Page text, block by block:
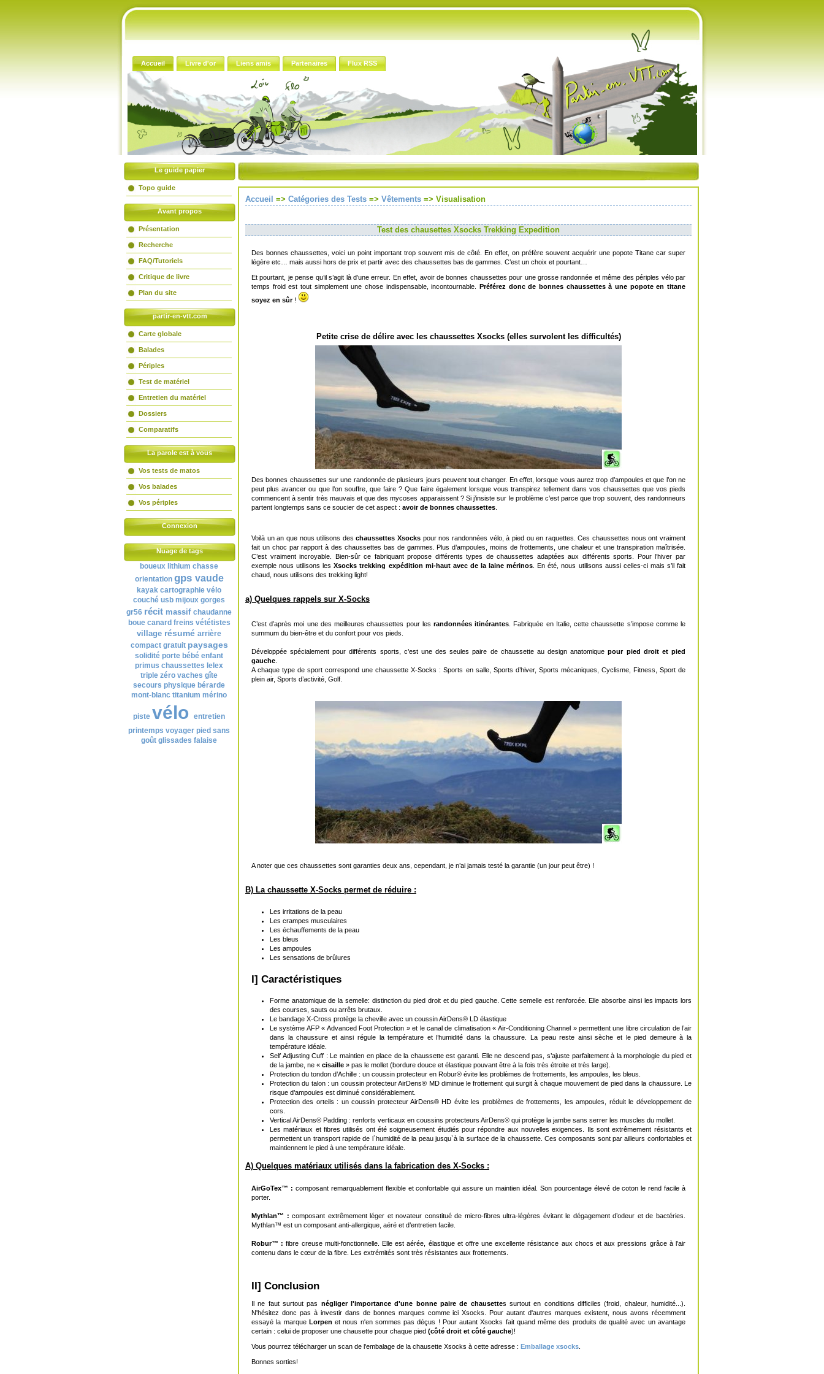
Accueil Livre d'or Liens amis Partenaires Flux RSS
Le guide papier
Topo guide
Avant propos
Présentation
Recherche
FAQ/Tutoriels
Critique de livre
Plan du site
partir-en-vtt.com
Carte globale
Balades
Périples
Test de matériel
Entretien du matériel
Dossiers
Comparatifs
La parole est à vous
Vos tests de matos
Vos balades
Vos périples
Connexion
Nuage de tags
boueux lithium chasse
orientation gps vaude
kayak cartographie vélo
couché usb mijoux gorges
gr56 récit massif chaudanne
boue canard freins vététistes
village résumé arrière
compact gratuit paysages
solidité porte bébé enfant
primus chaussettes lelex
triple zéro vaches gîte
secours physique bérarde
mont-blanc titanium mérino
piste vélo
entretien
printemps voyager pied sans
goût glissades falaise
Accueil => Catégories des Tests => Vêtements => Visualisation
Test des chausettes Xsocks Trekking Expedition
Des bonnes chaussettes, voici un point important trop souvent mis de côté. En effet, on préfère souvent acquérir une popote Titane car super
légère etc… mais aussi hors de prix et partir avec des chaussettes bas de gammes. C’est un choix et pourtant…
Et pourtant, je pense qu’il s’agit là d’une erreur. En effet, avoir de bonnes chaussettes pour une grosse randonnée et même des périples vélo par
temps froid est tout simplement une chose indispensable, incontournable. Préférez donc de bonnes chaussettes à une popote en titane
soyez en sûr!
Petite crise de délire avec les chaussettes Xsocks (elles survolent les difficultés)
Des bonnes chaussettes sur une randonnée de plusieurs jours peuvent tout changer. En effet, lorsque vous aurez trop d’ampoules et que l’on ne
peut plus avancer ou que l’on souffre, que faire ? Que faire également lorsque vous transpirez tellement dans vos chaussettes que vos pieds
commencent à sentir très mauvais et que des mycoses apparaissent ? Si j’insiste sur le problème c’est parce que trop souvent, des randonneurs
partent longtemps sans ce soucier de cet aspect : avoir de bonnes chaussettes
Voilà un an que nous utilisons deschaussettes Xsocks pour nos randonnées vélo, à pied ou en raquettes. Ces chaussettes nous ont vraiment
fait un choc par rapport à des chaussettes bas de gammes. Plus d’ampoules, moins de frottements, une chaleur et une transpiration maîtrisée.
C’est vraiment incroyable. Bien-sûr ce fabriquant propose différents types de chaussettes adaptées aux différents sports. Pour l’hiver par
exemple nous utilisons les Xsocks trekking expédition mi-haut avec de la laine mérinos . En été, nous utilisons aussi celles-ci mais s’il fait
chaud, nous utilisons des trekking light!
a) Quelques rappels sur X-Socks
C’est d’après moi une des meilleures chaussettes pour les randonnées itinérantes . Fabriquée en Italie, cette chaussette s’impose comme le
summum du bien-être et du confort pour vos pieds.
Développée spécialement pour différents sports, c’est une des seules paire de chaussette au design anatomiquepour pied droit et pied
gauche
A chaque type de sport correspond une chaussette X-Socks : Sports en salle, Sports d’hiver, Sports mécaniques, Cyclisme, Fitness, Sport de
plein air, Sports d’activité, Golf.
A noter que ces chaussettes sont garanties deux ans, cependant, je n’ai jamais testé la garantie (un jour peut être) !
B) La chaussette X-Socks permet de réduire :
Les irritations de la peau
Les crampes musculaires
Les échauffements de la peau
Les bleus
Les ampoules
Les sensations de brûlures
I] Caractéristiques
Forme anatomique de la semelle: distinction du pied droit et du pied gauche. Cette semelle est renforcée. Elle absorbe ainsi les impacts lors
des courses, sauts ou arrêts brutaux.
Le bandage X-Cross protège la cheville avec un coussin AirDens® LD élastique
Le système AFP « Advanced Foot Protection » et le canal de climatisation « Air-Conditioning Channel » permettent une libre circulation de l’air
dans la chaussure et ainsi régule la température et l’humidité dans la chaussure. La peau reste ainsi sèche et le pied demeure à la
température idéale.
Self Adjusting Cuff : Le maintien en place de la chaussette est garanti. Elle ne descend pas, s’ajuste parfaitement à la morphologie du pied et
de la jambe, ne « cisaille » pas le mollet (bordure douce et élastique pouvant être à la fois très étroite et très large).
Protection du tondon d’Achille : un coussin protecteur en Robur® évite les problèmes de frottements, les ampoules, les bleus.
Protection du talon : un coussin protecteur AirDens® MD diminue le frottement qui surgit à chaque mouvement de pied dans la chaussure. Le
risque d’ampoules est diminué considérablement.
Protection des orteils : un coussin protecteur AirDens® HD évite les problèmes de frottements, les ampoules, réduit le développement de
cors.
Vertical AirDens® Padding : renforts verticaux en coussins protecteurs AirDens® qui protège la jambe sans serrer les muscles du mollet.
Les matériaux et fibres utilisés ont été soigneusement étudiés pour répondre aux nouvelles exigences. Ils sont extrêmement résistants et
permettent un transport rapide de l`humidité de la peau jusqu`à la surface de la chaussette. Ces composants sont par ailleurs confortables et
maintiennent le pied à une température idéale.
A) Quelques matériaux utilisés dans la fabrication des X-Socks :
AirGoTex™ : composant remarquablement flexible et confortable qui assure un maintien idéal. Son pourcentage élevé de coton le rend facile à
porter.
Mythlan™ : composant extrêmement léger et novateur constitué de micro-fibres ultra-légères évitant le dégagement d’odeur et de bactéries.
Mythlan™ est un composant anti-allergique, aéré et d’entretien facile.
Robur™ : fibre creuse multi-fonctionnelle. Elle est aérée, élastique et offre une excellente résistance aux chocs et aux pressions grâce à l’air
contenu dans le cœur de la fibre. Les extrémités sont très résistantes aux frottements.
II] Conclusion
Il ne faut surtout pas négliger l'importance d'une bonne paire de chausettes surtout en conditions difficiles (froid, chaleur, humidité...).
N'hésitez donc pas à investir dans de bonnes marques comme ici Xsocks. Pour autant d'autres marques existent, nous avons récemment
essayé la marque Lorpen et nous n'en sommes pas déçus ! Pour autant Xsocks fait quand même des produits de qualité avec un avantage
certain : celui de proposer une chausette pour chaque pied (côté droit et côté gauche)!
Vous pourrez télécharger un scan de l'embalage de la chausette Xsocks à cette adresse : Emballage xsocks
Bonnes sorties!